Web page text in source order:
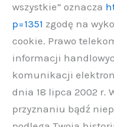
wszystkie” oznacza
p=1351 zgodę na
cookie. Prawo
informacji
komunikacji
dnia 18 lipca 2002 r.
przyznaniu bądź